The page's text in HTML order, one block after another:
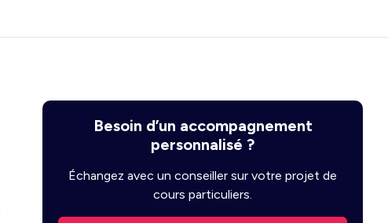
Besoin d’un accompagnement
personnalisé ?
Échangez avec un conseiller sur votre projet de
cours particuliers.